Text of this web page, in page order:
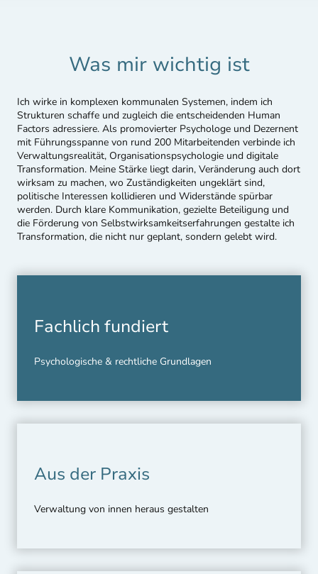
Was mir wichtig ist
Ich wirke in komplexen kommunalen Systemen, indem ich
Strukturen schaffe und zugleich die entscheidenden Human
Factors adressiere. Als promovierter Psychologe und Dezernent
mit Führungsspanne von rund 200 Mitarbeitenden verbinde ich
Verwaltungsrealität, Organisationspsychologie und digitale
Transformation. Meine Stärke liegt darin, Veränderung auch dort
wirksam zu machen, wo Zuständigkeiten ungeklärt sind,
politische Interessen kollidieren und Widerstände spürbar
werden. Durch klare Kommunikation, gezielte Beteiligung und
die Förderung von Selbstwirksamkeitserfahrungen gestalte ich
Transformation, die nicht nur geplant, sondern gelebt wird.
Fachlich fundiert
Psychologische & rechtliche Grundlagen
Aus der Praxis
Verwaltung von innen heraus gestalten